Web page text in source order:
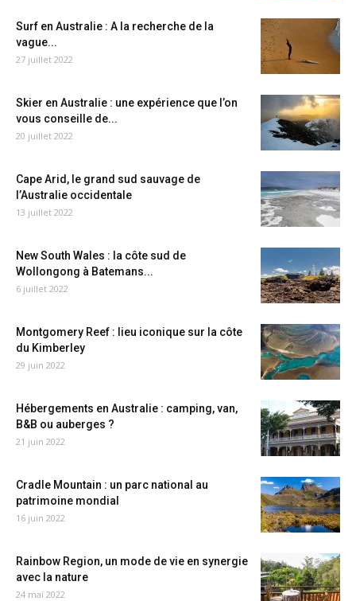
Surf en Australie : A la recherche de la
vague...
27 juillet 2022
Skier en Australie : une expérience que l’on
vous conseille de...
20 juillet 2022
Cape Arid, le grand sud sauvage de
l’Australie occidentale
13 juillet 2022
New South Wales : la côte sud de
Wollongong à Batemans...
6 juillet 2022
Montgomery Reef : lieu iconique sur la côte
du Kimberley
29 juin 2022
Hébergements en Australie : camping, van,
B&B ou auberges ?
21 juin 2022
Cradle Mountain : un parc national au
patrimoine mondial
16 juin 2022
Rainbow Region, un mode de vie en synergie
avec la nature
24 mai 2022